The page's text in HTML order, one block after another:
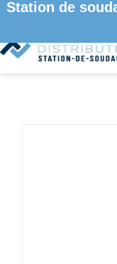
Station de
ACCUEIL/